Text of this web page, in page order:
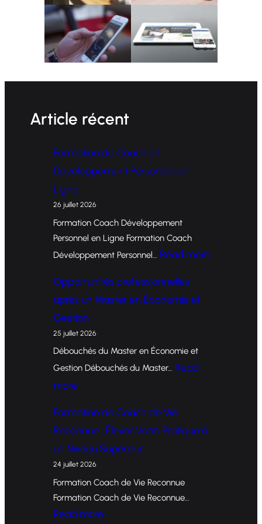
Article récent
Formation de Coach en
Développement Personnel en
Ligne
26 juillet 2026
Formation Coach Développement
Personnel en Ligne Formation Coach
Développement Personnel… Read more:
Opportunités professionnelles
après un Master en Économie et
Gestion
25 juillet 2026
Débouchés du Master en Économie et
Gestion Débouchés du Master… Read
more:
t
u
Formation de Coach de Vie
Reconnue : Élever Votre Pratique à
un Niveau Supérieur
24 juillet 2026
Formation Coach de Vie Reconnue
Formation Coach de Vie Reconnue…
Read more: